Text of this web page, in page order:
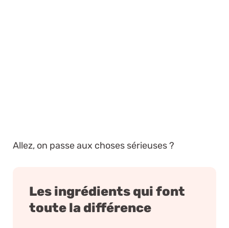
Allez, on passe aux choses sérieuses ?
Les ingrédients qui font
toute la différence